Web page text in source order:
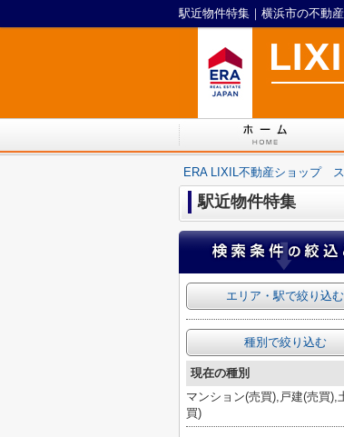
駅近物件特集｜横浜市の不動
ERA LIXIL不動産ショップ
駅近物件特集
エリア・駅で絞り込む
種別で絞り込む
現在の種別
マンション(売買),戸建(売買),
買)